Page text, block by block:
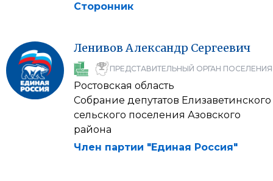
Сторонник
Ленивов Александр Сергеевич
ПРЕДСТАВИТЕЛЬНЫЙ ОРГАН ПОСЕЛЕНИЯ
Ростовская область
Собрание депутатов Елизаветинского
сельского поселения Азовского
района
Член партии "Единая Россия"